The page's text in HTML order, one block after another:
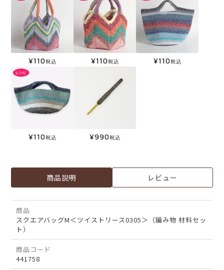
¥110税込 ¥110税込 ¥110税込
¥110税込 ¥990税込
商品説明 レビュー
商品
スクエアバッグM＜ツイストリース0305＞（編み物 材料セッ
ト）
商品コード
441758